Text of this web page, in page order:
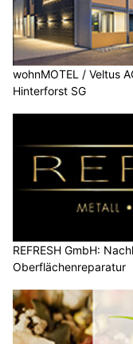
wohnMOTEL / Veltus
Hinterforst SG
REFRESH GmbH:
Oberflächenreparatur